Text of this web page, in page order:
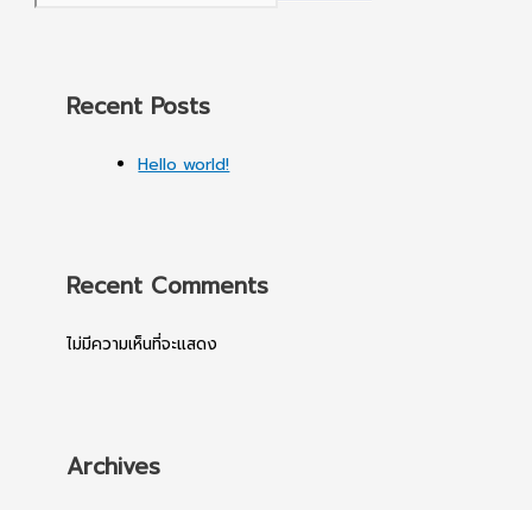
Recent Posts
Hello world!
Recent Comments
ไม่มีความเห็นที่จะแสดง
Archives